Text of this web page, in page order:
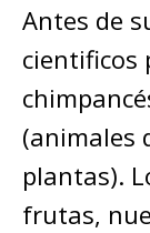
Antes de
cientificos
(animales
plantas).
frutas,